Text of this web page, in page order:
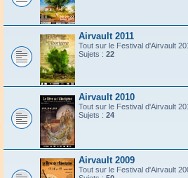
Airvault 2011
Tout sur le Festival d'Airvault
Sujets : 22
Airvault 2010
Tout sur le Festival d'Airvault
Sujets : 24
Airvault 2009
Tout sur le Festival d'Airvault